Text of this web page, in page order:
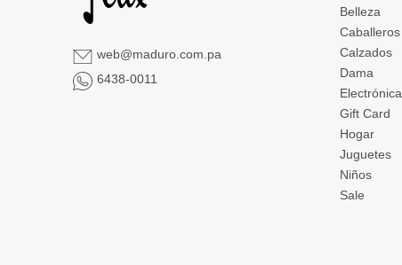
web@maduro.com.pa
6438-0011
Belleza
Caballeros
Calzados
Dama
Electrónica
Gift Card
Hogar
Juguetes
Niños
Sale